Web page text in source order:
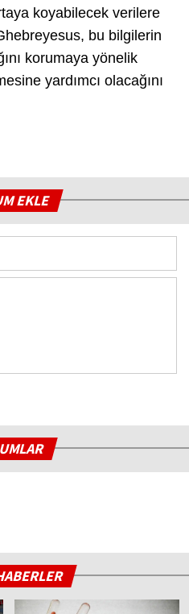
koyabilecek verilere
bu bilgilerin
korumaya yönelik
yardımcı olacağını
EKLE